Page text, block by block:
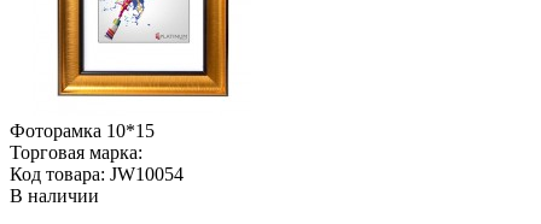
Фоторамка 10*15
Торговая марка:
Код товара: JW10054
В наличии